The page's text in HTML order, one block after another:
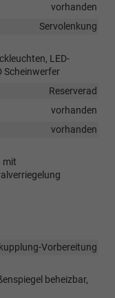
vorhanden
Servolenkung
LED-
Scheinwerfer
Reserverad
vorhanden
vorhanden
mit
Vorbereitung
beheizbar,